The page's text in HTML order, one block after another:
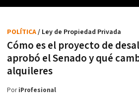
Cómo es el proyecto de
aprobó el Senado y qué
alquileres
POLÍTICA/ Ley de Propiedad Privada
PoriProfesional